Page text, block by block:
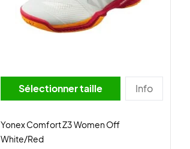
Sélectionner taille Info
Yonex Comfort Z3 Women Off
White/Red